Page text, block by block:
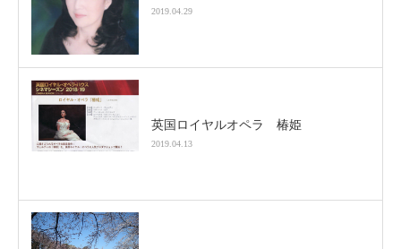
2019.04.29
英国ロイヤルオペラ 椿姫
2019.04.13